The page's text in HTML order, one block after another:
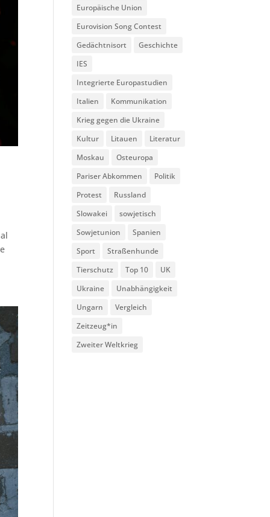
Europäische Union
Eurovision Song Contest
Gedächtnisort
Geschichte
IES
Integrierte Europastudien
Italien
Kommunikation
Krieg gegen die Ukraine
Kultur
Litauen
Literatur
Moskau
Osteuropa
Pariser Abkommen
Politik
Protest
Russland
Slowakei
sowjetisch
Sowjetunion
Spanien
Sport
Straßenhunde
Tierschutz
Top 10
UK
Ukraine
Unabhängigkeit
Ungarn
Vergleich
Zeitzeug*in
Zweiter Weltkrieg